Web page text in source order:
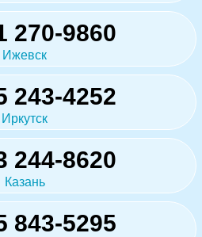
270-9860
Ижевск
243-4252
Иркутск
244-8620
Казань
843-5295